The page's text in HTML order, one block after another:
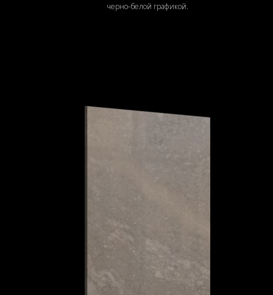
черно-белой графикой.